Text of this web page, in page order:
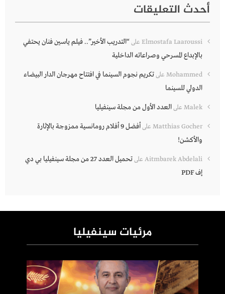
أحدث التعليقات
Elmostafa Laaroussi على“التدريب الأخير”.. فيلم ياسين فنان يحتفي
بالإبداع المسرحي وصراعاته الداخلية
Mohammed علىتكريم نجوم السينما في افتتاح مهرجان الدار البيضاء
الدولي للسينما
Malek علىالعدد الأول من مجلة سينفيليا
Matthias Gocher على
أفضل 9 أفلام رومانسية ممزوجة بالإثارة
والأكشن!
Aitmbarek Abdelali على
تحميل العدد 27 من مجلة سينفيليا بي دي
إف PDF
مرئيات سينفيليا